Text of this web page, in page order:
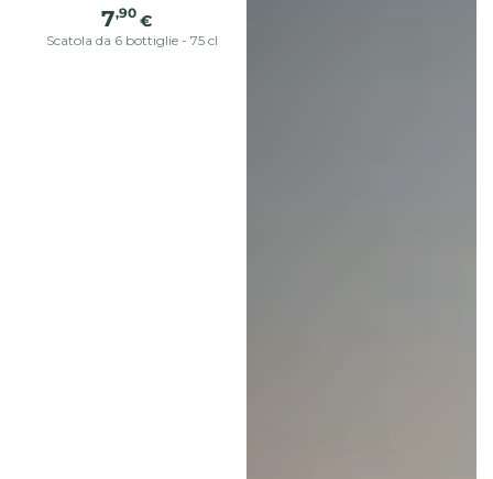
Prezzo
regolare
7,90 €
Scatola da 6 bottiglie - 75 cl